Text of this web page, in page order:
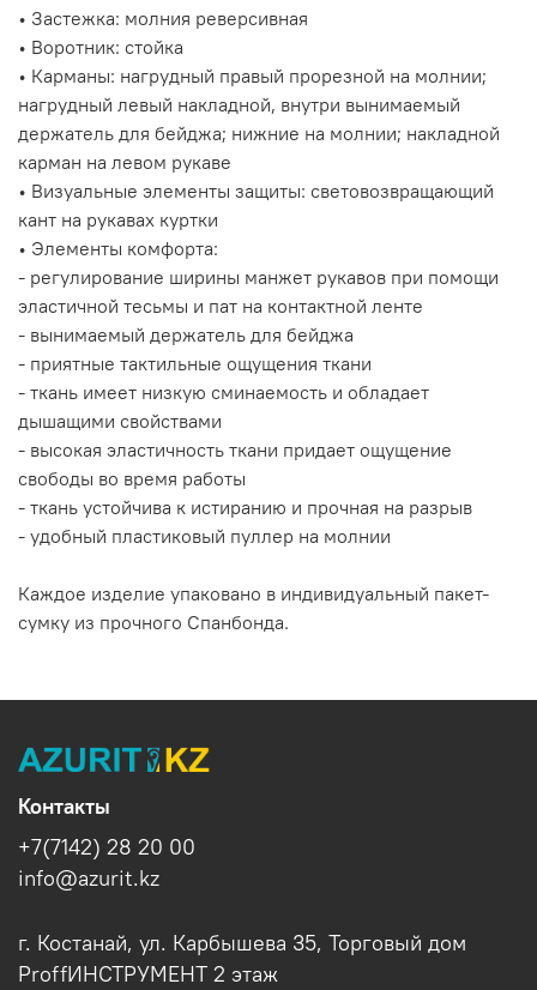
• Застежка: молния реверсивная
• Воротник: стойка
• Карманы: нагрудный правый прорезной на молнии;
нагрудный левый накладной, внутри вынимаемый
держатель для бейджа; нижние на молнии; накладной
карман на левом рукаве
• Визуальные элементы защиты: световозвращающий
кант на рукавах куртки
• Элементы комфорта:
- регулирование ширины манжет рукавов при помощи
эластичной тесьмы и пат на контактной ленте
- вынимаемый держатель для бейджа
- приятные тактильные ощущения ткани
- ткань имеет низкую сминаемость и обладает
дышащими свойствами
- высокая эластичность ткани придает ощущение
свободы во время работы
- ткань устойчива к истиранию и прочная на разрыв
- удобный пластиковый пуллер на молнии
Каждое изделие упаковано в индивидуальный пакет-
сумку из прочного Спанбонда.
Контакты
+7(7142) 28 20 00
info@azurit.kz
г. Костанай, ул. Карбышева 35, Торговый дом
ProffИНСТРУМЕНТ 2 этаж